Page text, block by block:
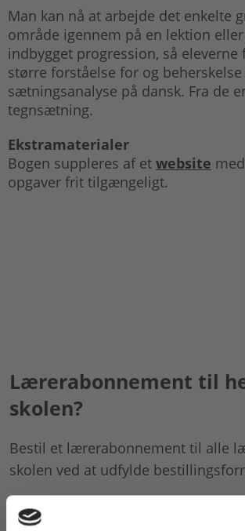
Man kan nå at arbejde det enkelte
område igennem på en lektion
indbygget progression, så eleverne
større forståelse for og
sætningsanalyse på dansk. Fra de
tegnsætning.
Ekstramaterialer
Bogen suppleres af et website
opgaver frit tilgængeligt.
Lærerabonnement til
skolen?
Bestil et lærerabonnement til alle
skolen ved at udfylde
Vi behandler din bestilling hurtigst